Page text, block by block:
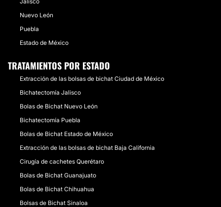
Nuevo León
Puebla
Estado de México
TRATAMIENTOS POR ESTADO
Extracción de las bolsas de bichat Ciudad de México
Bichatectomía Jalisco
Bolas de Bichat Nuevo León
Bichatectomía Puebla
Bolas de Bichat Estado de México
Extracción de las bolsas de bichat Baja California
Cirugía de cachetes Querétaro
Bolas de Bichat Guanajuato
Bolas de Bichat Chihuahua
Bolsas de Bichat Sinaloa